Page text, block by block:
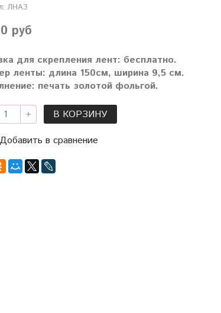
ЛНАЗ
руб
для скрепления лент: бесплатно.
ленты: длина 150см, ширина 9,5 см.
печать золотой фольгой.
В КОРЗИНУ
Добавить в сравнение